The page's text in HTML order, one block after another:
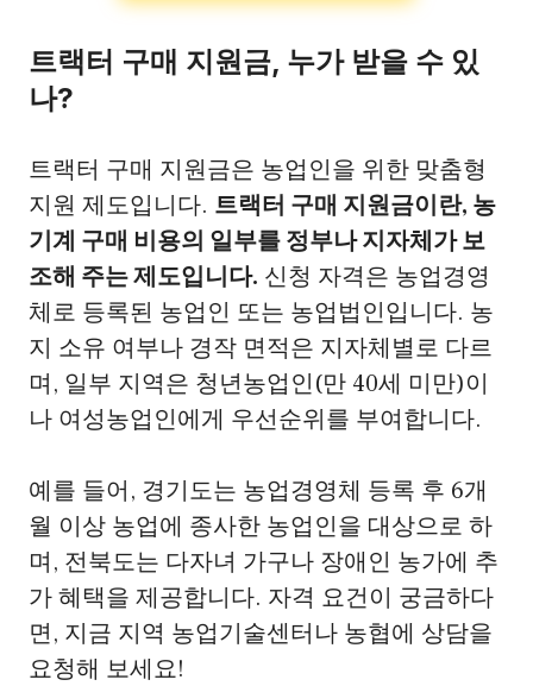
트랙터 구매 지원금, 누가 받을 수 있
나?
트랙터 구매 지원금은 농업인을 위한 맞춤형
지원 제도입니다. 트랙터 구매 지원금이란, 농
기계 구매 비용의 일부를 정부나 지자체가 보
조해 주는 제도입니다. 신청 자격은 농업경영
체로 등록된 농업인 또는 농업법인입니다. 농
지 소유 여부나 경작 면적은 지자체별로 다르
며, 일부 지역은 청년농업인(만 40세 미만)이
나 여성농업인에게 우선순위를 부여합니다.
예를 들어, 경기도는 농업경영체 등록 후 6개
월 이상 농업에 종사한 농업인을 대상으로 하
며, 전북도는 다자녀 가구나 장애인 농가에 추
가 혜택을 제공합니다. 자격 요건이 궁금하다
면, 지금 지역 농업기술센터나 농협에 상담을
요청해 보세요!